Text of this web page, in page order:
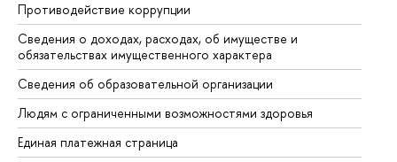
Противодействие коррупции
Сведения о доходах, расходах, об имуществе и
обязательствах имущественного характера
Сведения об образовательной организации
Людям с ограниченными возможностями здоровья
Единая платежная страница